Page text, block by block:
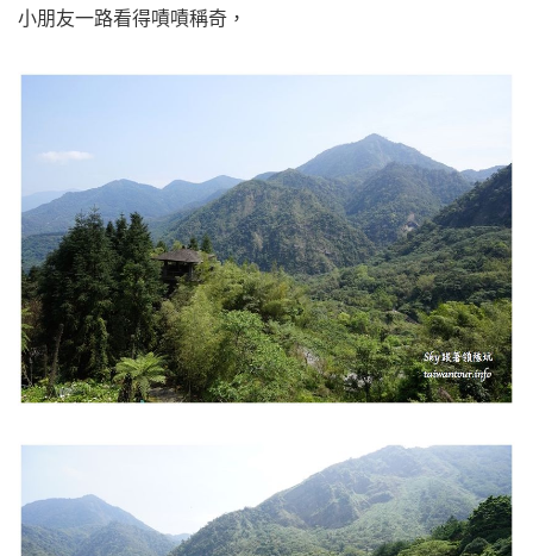
小朋友一路看得嘖嘖稱奇，